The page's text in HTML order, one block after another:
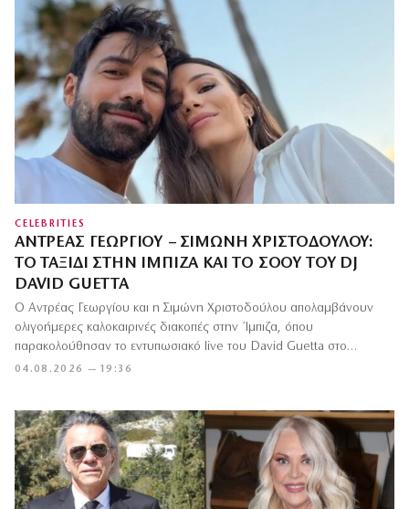
CELEBRITIES
ΑΝΤΡΈΑΣ ΓΕΩΡΓΊΟΥ – ΣΙΜΏΝΗ ΧΡΙΣΤΟΔΟΎΛΟΥ:
ΤΟ ΤΑΞΊΔΙ ΣΤΗΝ ΊΜΠΙΖΑ ΚΑΙ ΤΟ ΣΌΟΥ ΤΟΥ DJ
DAVID GUETTA
04.08.2026 — 19:36
Ο Αντρέας Γεωργίου και η Σιμώνη Χριστοδούλου απολαμβάνουν
ολιγοήμερες καλοκαιρινές διακοπές στην Ίμπιζα, όπου
παρακολούθησαν το εντυπωσιακό live του David Guetta στο…